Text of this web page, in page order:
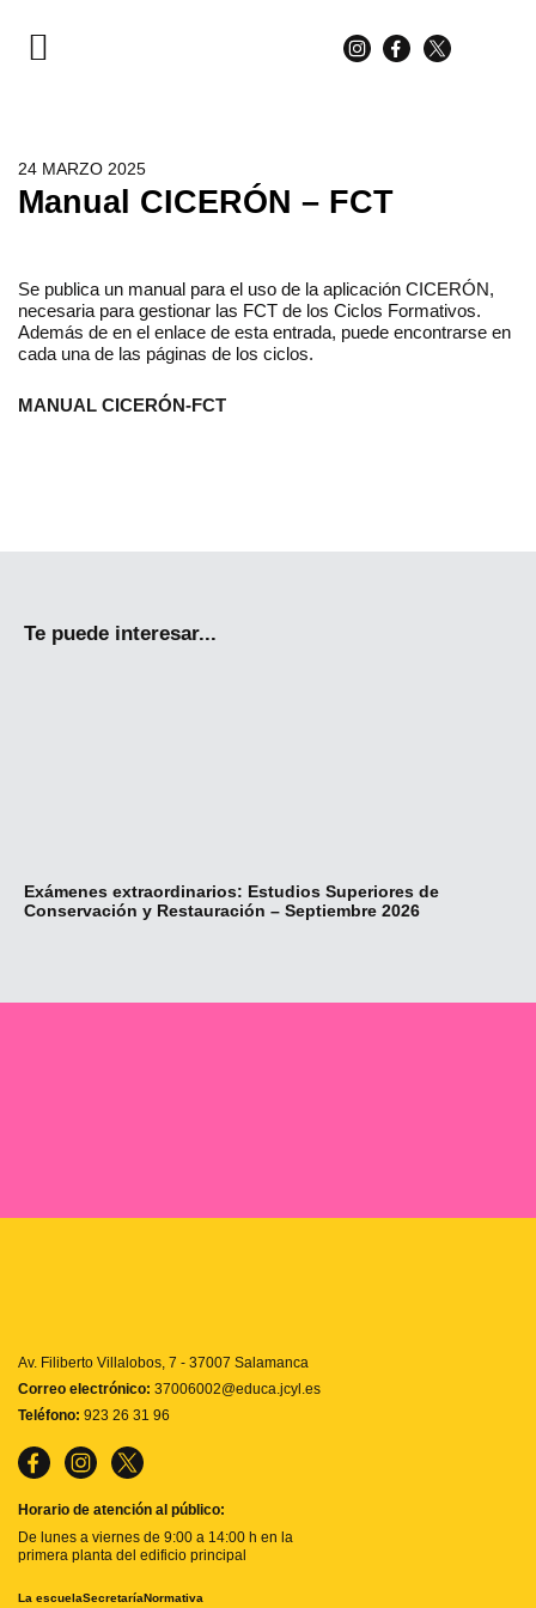
24 MARZO 2025
Manual CICERÓN – FCT
Se publica un manual para el uso de la aplicación CICERÓN,
necesaria para gestionar las FCT de los Ciclos Formativos.
Además de en el enlace de esta entrada, puede encontrarse en
cada una de las páginas de los ciclos.
MANUAL CICERÓN-FCT
Te puede interesar...
Exámenes extraordinarios: Estudios Superiores de
Conservación y Restauración – Septiembre 2026
Av. Filiberto Villalobos, 7 - 37007 Salamanca
Correo electrónico: 37006002@educa.jcyl.es
Teléfono: 923 26 31 96
Horario de atención al público:
De lunes a viernes de 9:00 a 14:00 h en la
primera planta del edificio principal
La escuelaSecretaríaNormativa